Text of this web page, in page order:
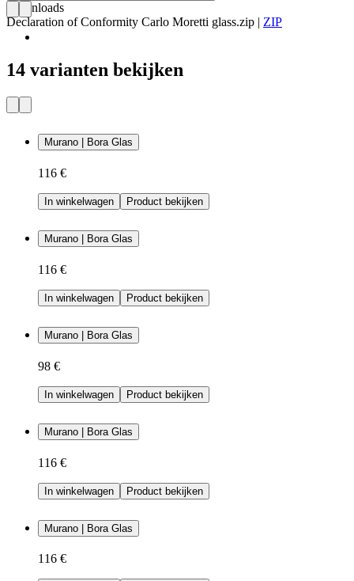
Downloads
Declaration of Conformity Carlo Moretti glass.zip | ZIP
14 varianten bekijken
Murano | Bora Glas
116 €
In winkelwagen Product bekijken
Murano | Bora Glas
116 €
In winkelwagen Product bekijken
Murano | Bora Glas
98 €
In winkelwagen Product bekijken
Murano | Bora Glas
116 €
In winkelwagen Product bekijken
Murano | Bora Glas
116 €